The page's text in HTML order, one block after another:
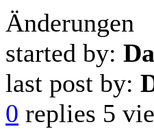
Änderungen
started by:
last post by:
0 replies 5